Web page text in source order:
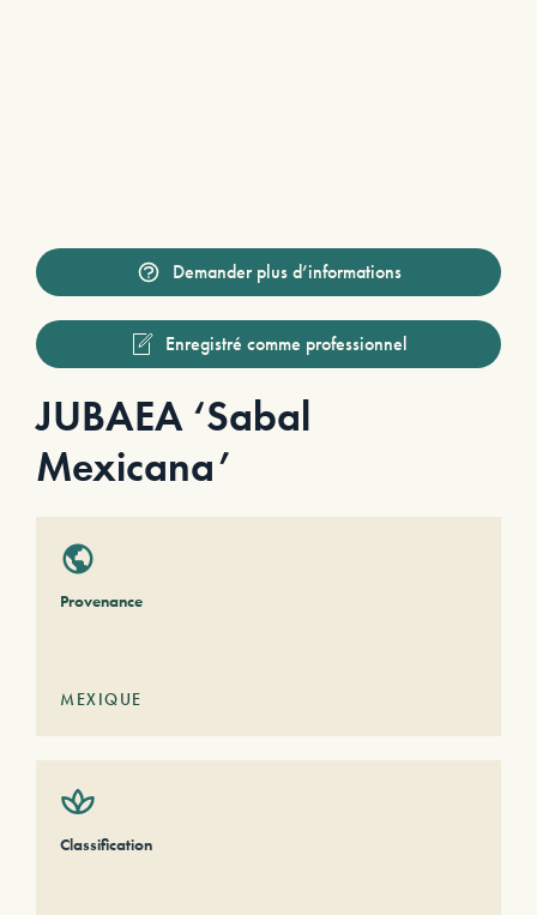
Demander plus d’informations
Enregistré comme professionnel
JUBAEA ‘Sabal
Mexicana’
Provenance
MEXIQUE
Classification